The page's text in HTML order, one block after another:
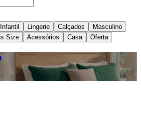
Infantil Lingerie Calçados
Masculino
Size Acessórios Casa Oferta